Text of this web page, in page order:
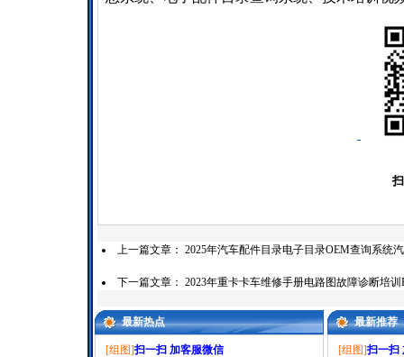
上一篇文章： 2025年汽车配件目录电子目录OEM查询系统
下一篇文章： 2023年重卡卡车维修手册电路图故障诊断培
最新热点 最新推荐
[组图]扫一扫 加客服微信
[组图]扫一扫